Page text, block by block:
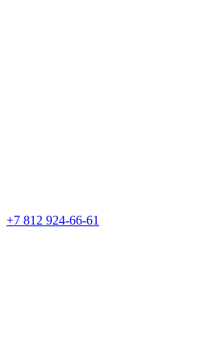
+7 812 924-66-61